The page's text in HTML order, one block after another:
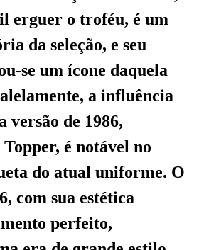
erguer o troféu, é um
da seleção, e seu
se um ícone daquela
a influência
versão de 1986,
é notável no
do atual uniforme. O
com sua estética
perfeito,